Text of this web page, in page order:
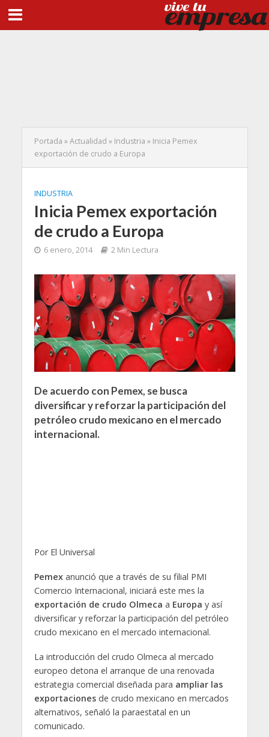
Portada »Actualidad » Industria » Inicia Pemex
exportación de crudo a Europa
INDUSTRIA
Inicia Pemex exportación
de crudo a Europa
6 enero, 2014 2 Min Lectura
De acuerdo con Pemex, se busca
diversificar y reforzar la participación del
petróleo crudo mexicano en el mercado
internacional.
Por El Universal
Pemexanunció que a través de su filial PMI
Comercio Internacional, iniciará este mes la
exportación de crudo Olmeca a Europa y así
diversificar y reforzar la participación del petróleo
crudo mexicano en el mercado internacional.
La introducción del crudo Olmeca al mercado
europeo detona el arranque de una renovada
estrategia comercial diseñada para ampliar las
exportacionesde crudo mexicano en mercados
alternativos, señaló la paraestatal en un
comunicado.